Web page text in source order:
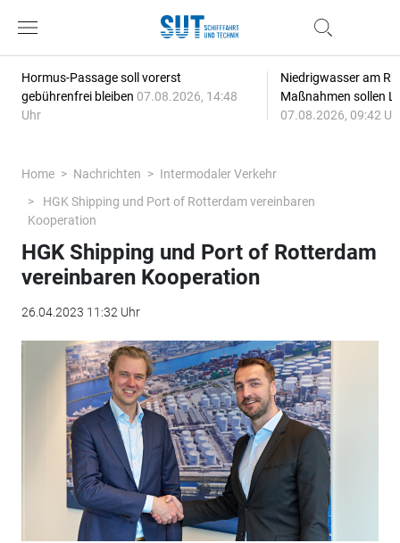
Hormus-Passage soll vorerst
gebührenfrei bleiben 07.08.2026, 14:48
Uhr
Niedrigwasser am
Maßnahmen sollen
07.08.2026, 09:42
Home Nachrichten
Intermodaler Verkehr
HGK Shipping und Port of Rotterdam vereinbaren
Kooperation
HGK Shipping und Port of Rotterdam
vereinbaren Kooperation
26.04.2023 11:32 Uhr